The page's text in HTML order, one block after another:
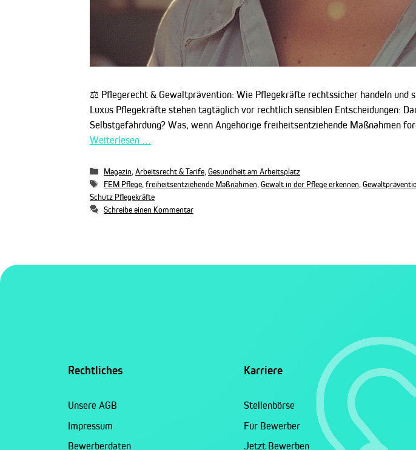
⚖️ Pflegerecht & Gewaltprävention: Wie Pflegekräfte rechtssicher handeln
Luxus Pflegekräfte stehen tagtäglich vor rechtlich sensiblen Entscheidungen:
Selbstgefährdung? Was, wenn Angehörige freiheitsentziehende Maßnahmen
Weiterlesen …
Kategorien
Magazin,Arbeitsrecht & Tarife,Gesundheit am Arbeitsplatz
Schlagwörter
FEM Pflege,freiheitsentziehende Maßnahmen,Gewalt in der Pflege erkennen,
Schutz Pflegekräfte
Schreibe einen Kommentar
Rechtliches
Unsere AGB
Impressum
Bewerberdaten
Karriere
Stellenbörse
Für Bewerber
Jetzt Bewerben